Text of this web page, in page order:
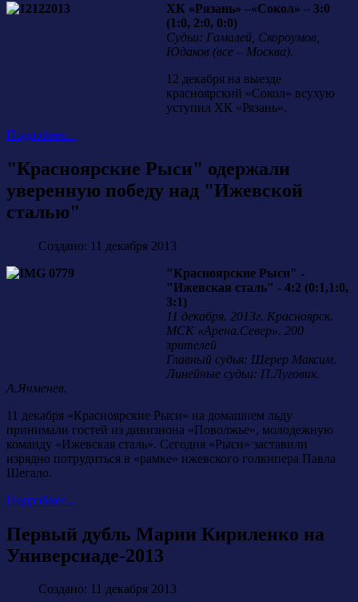
ХК «Рязань» –«Сокол» – 3:0
(1:0, 2:0, 0:0)
Судьи: Гамалей, Скороумов,
Юдаков (все – Москва).
12 декабря на выезде
красноярский «Сокол» всухую
уступил ХК «Рязань».
Подробнее...
"Красноярские Рыси" одержали
уверенную победу над "Ижевской
сталью"
Создано: 11 декабря 2013
"Красноярские Рыси" -
"Ижевская сталь" - 4:2 (0:1,1:0,
3:1)
11 декабря. 2013г. Красноярск.
МСК «Арена.Север». 200
зрителей
Главный судья: Шерер Максим.
Линейные судьи: П.Луговик.
А.Ячменев.
11 декабря «Красноярские Рыси» на домашнем льду
принимали гостей из дивизиона «Поволжье», молодежную
команду «Ижевская сталь». Сегодня «Рыси» заставили
изрядно потрудиться в «рамке» ижевского голкипера Павла
Шегало.
Подробнее...
Первый дубль Марии Кириленко на
Универсиаде-2013
Создано: 11 декабря 2013